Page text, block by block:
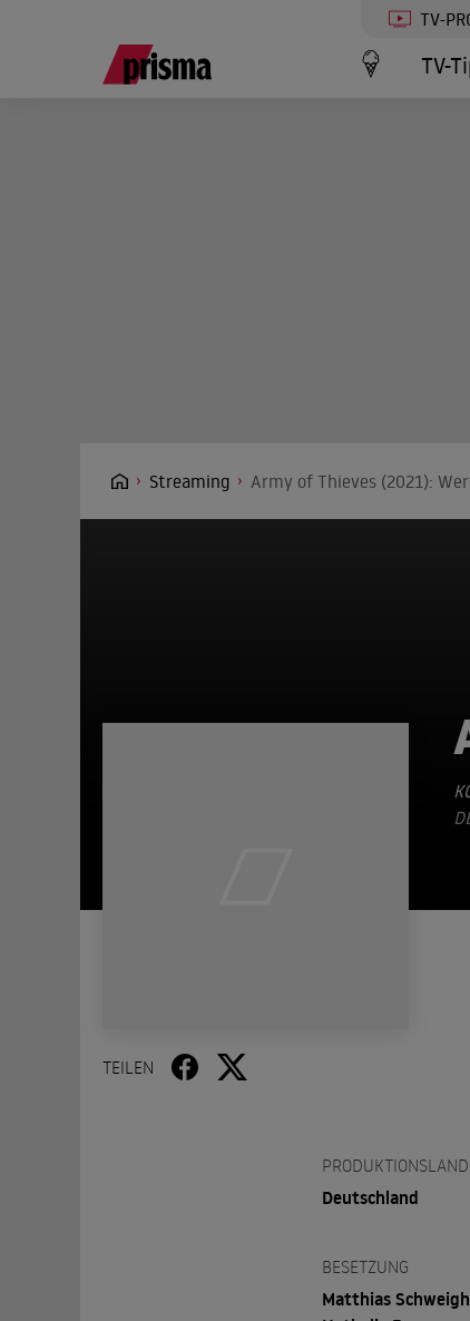
TV-
TV-
Streaming Army of Thieves (2021):
TEILEN
PRODUKTIONSLAND
Deutschland
BESETZUNG
Matthias